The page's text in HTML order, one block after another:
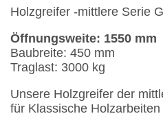
Holzgreifer -mittlere Serie
Öffnungsweite: 1550 mm
Baubreite: 450 mm
Traglast: 3000 kg
Unsere Holzgreifer der
für Klassische